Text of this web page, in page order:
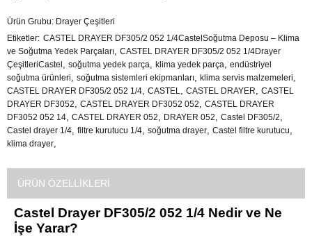
Ürün Grubu: Drayer Çeşitleri
Etiketler CASTEL DRAYER DF305/2 052 1/4CastelSoğutma Deposu – Klima
ve Soğutma Yedek Parçaları CASTEL DRAYER DF305/2 052 1/4Drayer
ÇeşitleriCastel
soğutma yedek parça klima yedek parça
endüstriyel
soğutma ürünleri
soğutma sistemleri ekipmanları klima servis malzemeleri
CASTEL DRAYER DF305/2 052 1/4 CASTEL CASTEL DRAYER
CASTEL
DRAYER DF3052
CASTEL DRAYER DF3052 052
CASTEL DRAYER
DF3052 052 14 CASTEL DRAYER 052 DRAYER 052 Castel DF305/2
Castel drayer 1/4 filtre kurutucu 1/4 soğutma drayer Castel filtre kurutucu
klima drayer
ÜRÜN ÖZELLIKLERI
Castel Drayer DF305/2 052 1/4 Nedir ve Ne
İşe Yarar?